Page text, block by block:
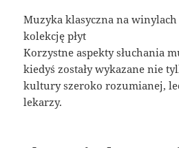
Muzyka klasyczna na
kolekcję płyt
Korzystne aspekty słuchania
kiedyś zostały wykazane nie
kultury szeroko rozumianej,
lekarzy.